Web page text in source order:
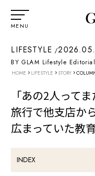
MENU
LIFESTYLE
BY GLAM Lifestyle Editorial
HOME › LIFESTYLE › STORY ›
「あの2人って
旅行で他支店か
広まっていた教
INDEX